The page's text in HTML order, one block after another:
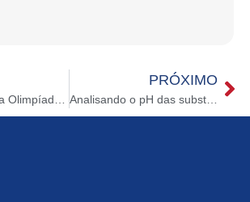
PRÓXIMO
Analisando o pH das substâncias🧪✨